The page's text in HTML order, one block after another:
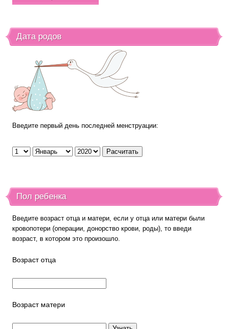
Дата родов
Введите первый день последней менструации:
Пол ребенка
Введите возраст отца и матери, если у отца или матери были
кровопотери (операции, донорство крови, роды), то введи
возраст, в котором это произошло.
Возраст отца
Возраст матери